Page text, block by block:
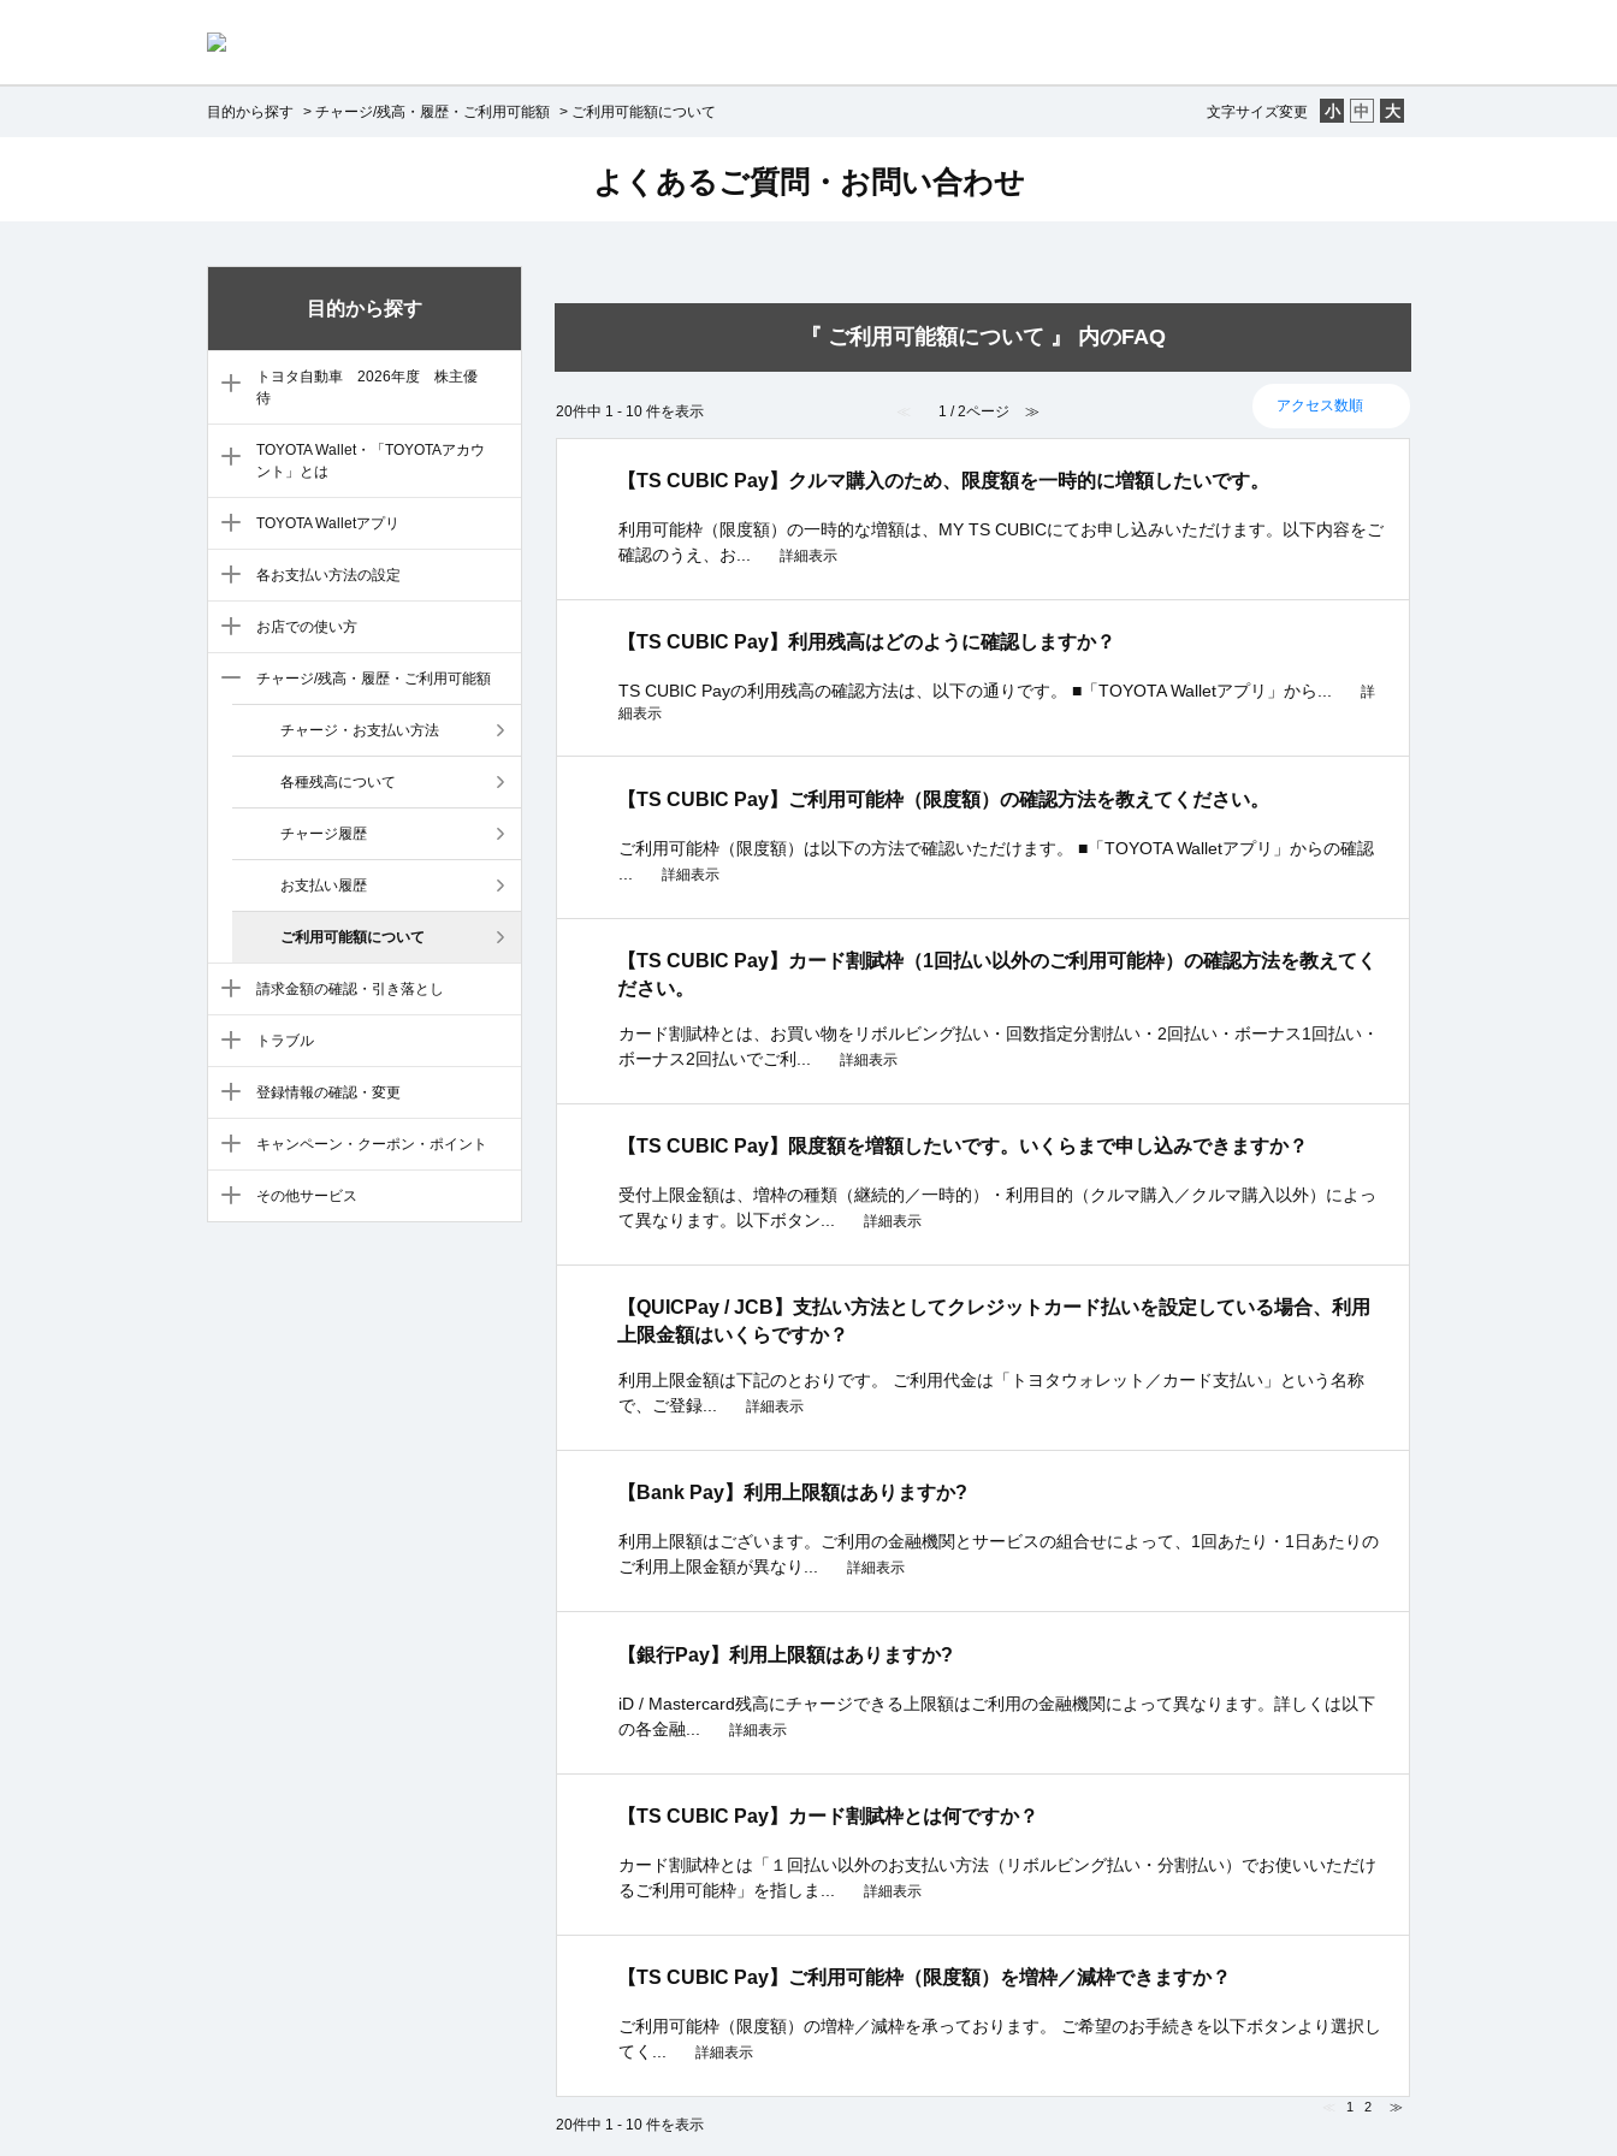
文字サイズ変更
目的から探す > チャージ/残高・履歴・ご利用可能額 > ご利用可能額について
目的から探す
トヨタ自動車 2026年度 株主優
待
TOYOTA Wallet・「TOYOTAアカウ
ント」とは
TOYOTA Walletアプリ
各お支払い方法の設定
お店での使い方
チャージ/残高・履歴・ご利用可能額
チャージ・お支払い方法
各種残高について
チャージ履歴
お支払い履歴
ご利用可能額について
請求金額の確認・引き落とし
トラブル
登録情報の確認・変更
キャンペーン・クーポン・ポイント
その他サービス
よくあるご質問・お問い合わせ
『 ご利用可能額について 』 内のFAQ
20件中 1 - 10 件を表示 1 / 2ページ ≫
【TS CUBIC Pay】クルマ購入のため、限度額を一時的に増額したいです。
利用可能枠（限度額）の一時的な増額は、MY TS CUBICにてお申し込みいただけます。以下内容をご
確認のうえ、お...
詳細表示
【TS CUBIC Pay】利用残高はどのように確認しますか？
TS CUBIC Payの利用残高の確認方法は、以下の通りです。 ■「TOYOTA Walletアプリ」から...
詳
細表示
【TS CUBIC Pay】ご利用可能枠（限度額）の確認方法を教えてください。
ご利用可能枠（限度額）は以下の方法で確認いただけます。 ■「TOYOTA Walletアプリ」からの確認
詳細表示
【TS CUBIC Pay】カード割賦枠（1回払い以外のご利用可能枠）の確認方法を教えてく
ださい。
カード割賦枠とは、お買い物をリボルビング払い・回数指定分割払い・2回払い・ボーナス1回払い・
ボーナス2回払いでご利...
詳細表示
【TS CUBIC Pay】限度額を増額したいです。いくらまで申し込みできますか？
受付上限金額は、増枠の種類（継続的／一時的）・利用目的（クルマ購入／クルマ購入以外）によっ
て異なります。以下ボタン...
詳細表示
【QUICPay / JCB】支払い方法としてクレジットカード払いを設定している場合、利用
上限金額はいくらですか？
利用上限金額は下記のとおりです。 ご利用代金は「トヨタウォレット／カード支払い」という名称
で、ご登録...
詳細表示
【Bank Pay】利用上限額はありますか?
利用上限額はございます。ご利用の金融機関とサービスの組合せによって、1回あたり・1日あたりの
ご利用上限金額が異なり...
詳細表示
【銀行Pay】利用上限額はありますか?
iD / Mastercard残高にチャージできる上限額はご利用の金融機関によって異なります。詳しくは以下
の各金融...
詳細表示
【TS CUBIC Pay】カード割賦枠とは何ですか？
カード割賦枠とは「１回払い以外のお支払い方法（リボルビング払い・分割払い）でお使いいただけ
るご利用可能枠」を指しま...
詳細表示
【TS CUBIC Pay】ご利用可能枠（限度額）を増枠／減枠できますか？
ご利用可能枠（限度額）の増枠／減枠を承っております。 ご希望のお手続きを以下ボタンより選択し
てく...
詳細表示
20件中 1 - 10 件を表示
1 2 ≫